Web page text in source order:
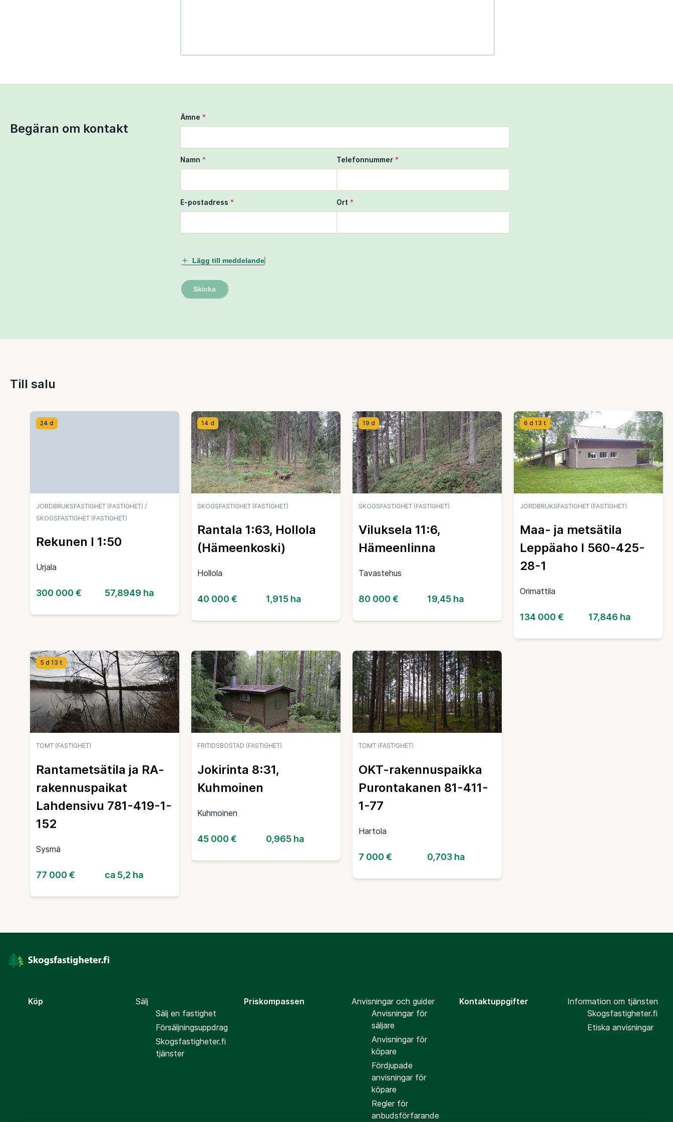
Begäran om kontakt
Ämne *
Namn * Telefonnummer *
E-postadress * Ort *
Lägg till meddelande
Skicka
Till salu
24 d
JORDBRUKSFASTIGHET (FASTIGHET) /
SKOGSFASTIGHET (FASTIGHET)
Rekunen I 1:50
Urjala
300 000 € 57,8949 ha
14 d
SKOGSFASTIGHET (FASTIGHET)
Rantala 1:63, Hollola
(Hämeenkoski)
Hollola
40 000 € 1,915 ha
19 d
SKOGSFASTIGHET (FASTIGHET)
Viluksela 11:6,
Hämeenlinna
Tavastehus
80 000 € 19,45 ha
6 d 13 t
JORDBRUKSFASTIGHET (FASTIGHET)
Maa- ja metsätila
Leppäaho I 560-425-
28-1
Orimattila
134 000 € 17,846 ha
5 d 13 t
TOMT (FASTIGHET)
Rantametsätila ja RA-
rakennuspaikat
Lahdensivu 781-419-1-
152
Sysmä
77 000 € ca 5,2 ha
FRITIDSBOSTAD (FASTIGHET)
Jokirinta 8:31,
Kuhmoinen
Kuhmoinen
45 000 € 0,965 ha
TOMT (FASTIGHET)
OKT-rakennuspaikka
Purontakanen 81-411-
1-77
Hartola
7 000 € 0,703 ha
Köp
Sälj
Sälj en fastighet
Försäljningsuppdrag
Skogsfastigheter.fi
tjänster
Priskompassen
Anvisningar och guider
Anvisningar för
säljare
Anvisningar för
köpare
Fördjupade
anvisningar för
köpare
Regler för
anbudsförfarande
Kontaktuppgifter
Information om tjänsten
Skogsfastigheter.fi
Etiska anvisningar